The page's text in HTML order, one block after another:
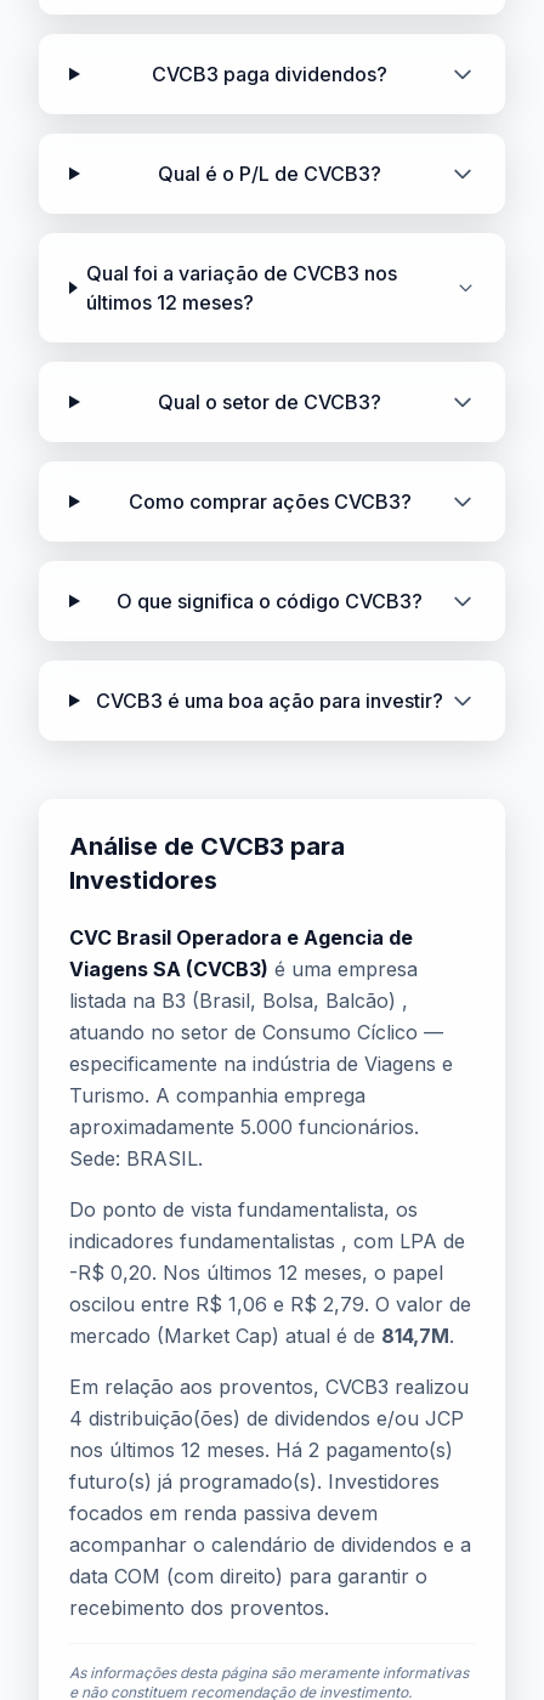
CVCB3 paga dividendos?
Qual é o P/L de CVCB3?
Qual foi a variação de CVCB3 nos
últimos 12 meses?
Qual o setor de CVCB3?
Como comprar ações CVCB3?
O que significa o código CVCB3?
CVCB3 é uma boa ação para investir?
Análise de CVCB3 para
Investidores
CVC Brasil Operadora e Agencia de
Viagens SA (CVCB3) é uma empresa
listada na B3 (Brasil, Bolsa, Balcão) ,
atuando no setor de Consumo Cíclico —
especificamente na indústria de Viagens e
Turismo. A companhia emprega
aproximadamente 5.000 funcionários.
Sede: BRASIL.
Do ponto de vista fundamentalista, os
indicadores fundamentalistas , com LPA de
-R$ 0,20. Nos últimos 12 meses, o papel
oscilou entre R$ 1,06 e R$ 2,79. O valor de
mercado (Market Cap) atual é de 814,7M.
Em relação aos proventos, CVCB3 realizou
4 distribuição(ões) de dividendos e/ou JCP
nos últimos 12 meses. Há 2 pagamento(s)
futuro(s) já programado(s). Investidores
focados em renda passiva devem
acompanhar o calendário de dividendos e a
data COM (com direito) para garantir o
recebimento dos proventos.
As informações desta página são meramente informativas
e não constituem recomendação de investimento.